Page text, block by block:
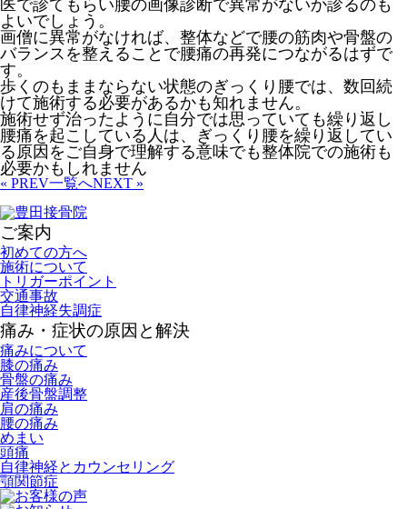
医で診てもらい腰の画像診断で異常がないか診るのも
よいでしょう。
画僧に異常がなければ、整体などで腰の筋肉や骨盤の
バランスを整えることで腰痛の再発につながるはずで
す。
歩くのもままならない状態のぎっくり腰では、数回続
けて施術する必要があるかも知れません。
施術せず治ったように自分では思っていても繰り返し
腰痛を起こしている人は、 ぎっくり腰を繰り返してい
る原因をご自身で理解する意味でも整体院での施術も
必要かもしれません
« PREV一覧へNEXT »
ご案内
初めての方へ
施術について
トリガーポイント
交通事故
自律神経失調症
痛み・症状の原因と解決
痛みについて
膝の痛み
骨盤の痛み
産後骨盤調整
肩の痛み
腰の痛み
めまい
頭痛
自律神経とカウンセリング
顎関節症